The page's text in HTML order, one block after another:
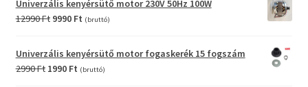
4990 Ft.2990 Ft.
Univerzális kenyérsütő motor 230V 50Hz 100W
12990Ft Original
was:
12990 Ft.
9990 FtCurrent
is:
9990 Ft.
(bruttó)
Univerzális kenyérsütő motor fogaskerék 15 fogszám
2990Ft Original
1990 FtCurrent
(bruttó)